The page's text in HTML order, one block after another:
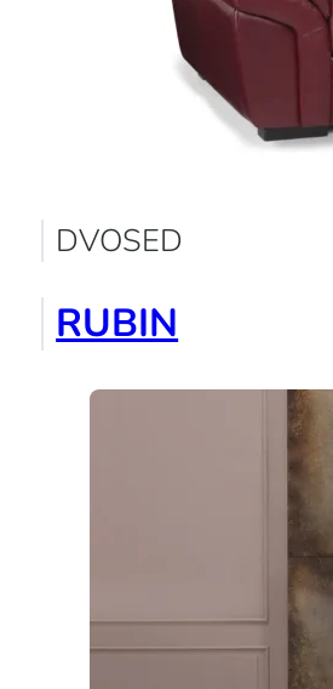
DVOSED
RUBIN